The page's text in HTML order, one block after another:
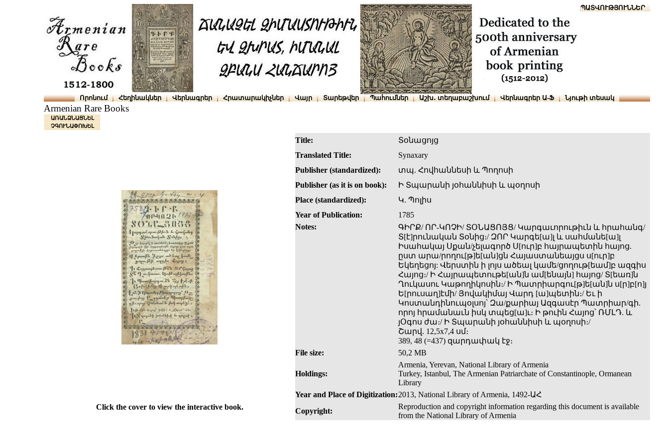
ՆԱԽԱՊԱՏՎՈՒԹՅՈՒՆՆԵՐ
Որոնում Հեղինակներ Վերնագրեր Հրատարակիչներ Վայր Տարեթվեր Պահումներ Աշխ․ տեղաբաշխում Վերնագրեր Ա-Ֆ Նյութի տեսակ
Armenian Rare Books
ԱՌԱՆՁՆԱՑՆԵԼ
ՉԳՈՒՆԱՓՈԽԵԼ
Title:
Տօնացոյց
Translated Title:
Synaxary
Publisher (standardized):
տպ. Հովհաննեսի և Պողոսի
Publisher (as it is on book):
Ի Տպարանի յօհաննիսի և պօղոսի
Place (standardized):
Կ. Պոլիս
Year of Publication:
1785
Notes:
ԳԻՐՔ/ ՈՐ-ԿՈՉԻ/ ՏՕՆԱՑՈՅՑ/ Կարգաւորութիւն և հրահանգ/
Տ[է]րունական Տօնից։/ ԶՈՐ Կարգե[ա]լ և սահմանե[ա]լ
Իսահակայ Սքան/չելագործ Ս[ուր]բ հայրապետին հայոց.
ըստ արա/րողու[թ]ե[ան]ցն Հայաստանեայցս ս[ուր]բ
Եկեղեցոյ: Վերստին ի լոյս ածեալ կամե­/ցողութ[եամ]բ ազգիս
Հայոց։/ Ի Հայրապետութե[ան]ն ամ[ենայն] հայոց/ Տ[եառ]ն
Ղուկասու Կաթողիկոսին։/ Ի Պատրիարգու[թ]ե[ան]ն ս[ր]բ[ո]յ
Ե[րուսաղ]էմի/ Յովակիմայ Վարդ [ա]պետին։/ Եւ ի
Կոստանդինուպօլսոյ՝ Զա­/քարիայ Ազգասէր Պատրիար­/գի.
որոյ հրամանաւն իսկ տպեց[ա]ւ։ Ի թուին Հայոց՝ ՌՄԼԴ. և
յՕգոս ժա։/ Ի Տպարանի յօհաննիսի և պօղոսի։/
Շարվ. 12,5x7,4 սմ։
389, 48 (=437) զարդափակ էջ։
File size:
50,2 MB
Holdings:
Armenia, Yerevan, National Library of Armenia
Turkey, Istanbul, The Armenian Patriarchate of Constantinople, Ormanean
Library
Year and Place of Digitization:2013, National Library of Armenia, 1492-ԱՀ
Click the cover to view the interactive book.
Copyright:
Reproduction and copyright information regarding this document is available
from the National Library of Armenia